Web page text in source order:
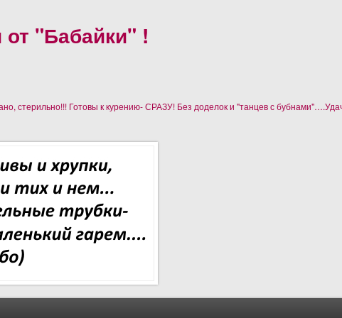
"Бабайки" !
стерильно!!! Готовы к курению- СРАЗУ! Без доделок и "танцев с